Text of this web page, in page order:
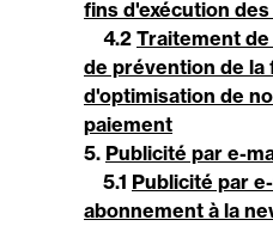
fins d'exécution
4.2 Traitement
de prévention de la
d'optimisation de
paiement
5. Publicité par e-
5.1 Publicité par
abonnement à la